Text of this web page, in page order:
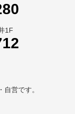
1F
営です。